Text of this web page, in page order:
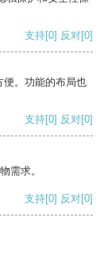
支持[0] 反对[0]
便。功能的布局也
支持[0] 反对[0]
需求。
支持[0] 反对[0]